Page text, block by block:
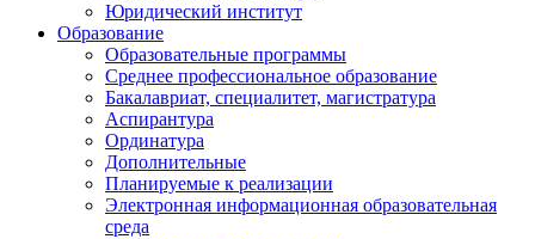
Юридический институт
Образование
Образовательные программы
Среднее профессиональное образование
Бакалавриат, специалитет, магистратура
Аспирантура
Ординатура
Дополнительные
Планируемые к реализации
Электронная информационная образовательная
среда